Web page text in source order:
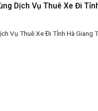
Dịch Vụ Thuê Xe Đi
Vụ Thuê Xe Đi Tỉnh Hà Giang